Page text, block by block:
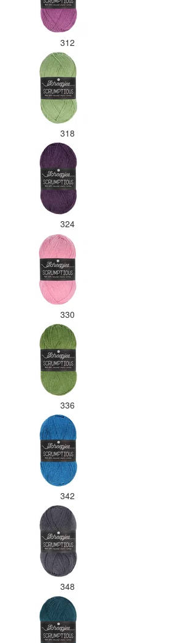
312
318
324
330
336
342
348